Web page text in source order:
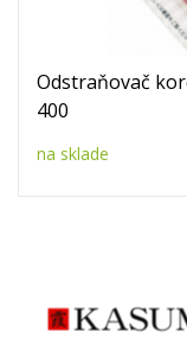
Odstraňovač
400
na sklade